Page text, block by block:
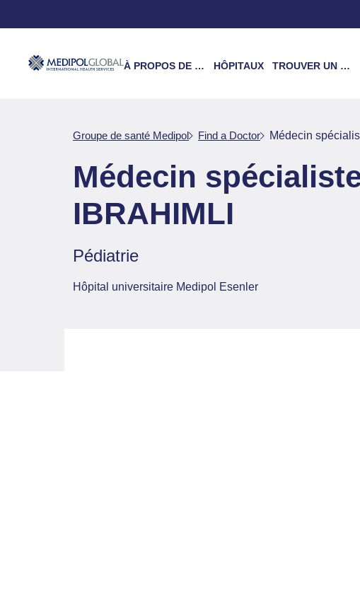
À PROPOS DE NOUS HÔPITAUX TROUVER UN MÉDECIN
Groupe de santé Medipol Find a Doctor Médecin
Médecin
IBRAHIMLI
Pédiatrie
Hôpital universitaire Medipol Esenler